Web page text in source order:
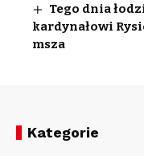
Tego dnia
kardynałowi
msza
Kategorie